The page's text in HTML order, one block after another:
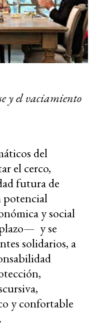
y el vaciamiento
del
el cerco,
futura de
potencial
y social
y se
solidarios, a
y confortable